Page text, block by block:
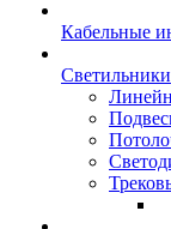
Кабельные
Светильники